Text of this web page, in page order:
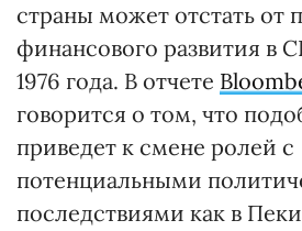
страны может отстать от
финансового развития в
1976 года. В отчете
говорится о том, что
приведет к смене ролей с
потенциальными
последствиями как в